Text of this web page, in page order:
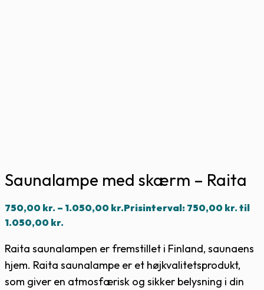
Saunalampe med skærm – Raita
750,00 kr. – 1.050,00 kr.Prisinterval: 750,00 kr. til
1.050,00 kr.
Raita saunalampen er fremstillet i Finland, saunaens
hjem. Raita saunalampe er et højkvalitetsprodukt,
som giver en atmosfærisk og sikker belysning i din